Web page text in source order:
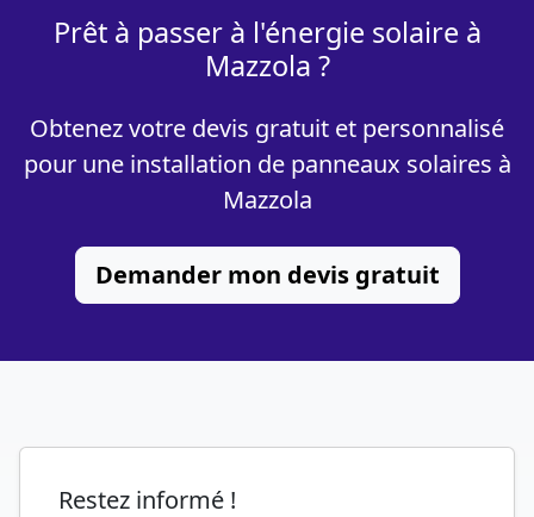
Prêt à passer à l'énergie solaire à
Mazzola ?
Obtenez votre devis gratuit et personnalisé
pour une installation de panneaux solaires à
Mazzola
Demander mon devis gratuit
Restez informé !